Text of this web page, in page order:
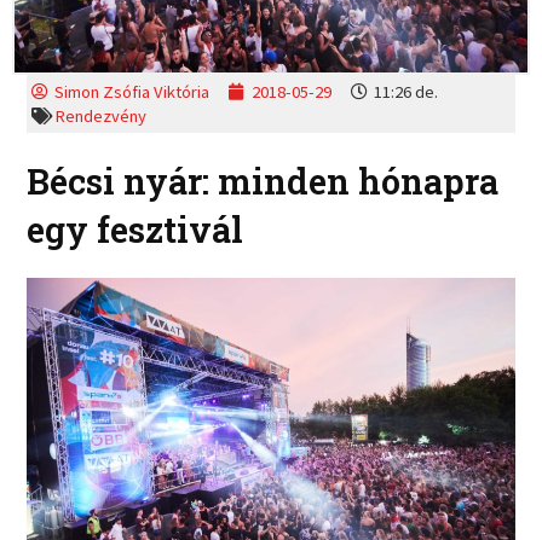
Simon Zsófia Viktória 2018-05-29
11:26 de.
Rendezvény
Bécsi nyár: minden hónapra
egy fesztivál